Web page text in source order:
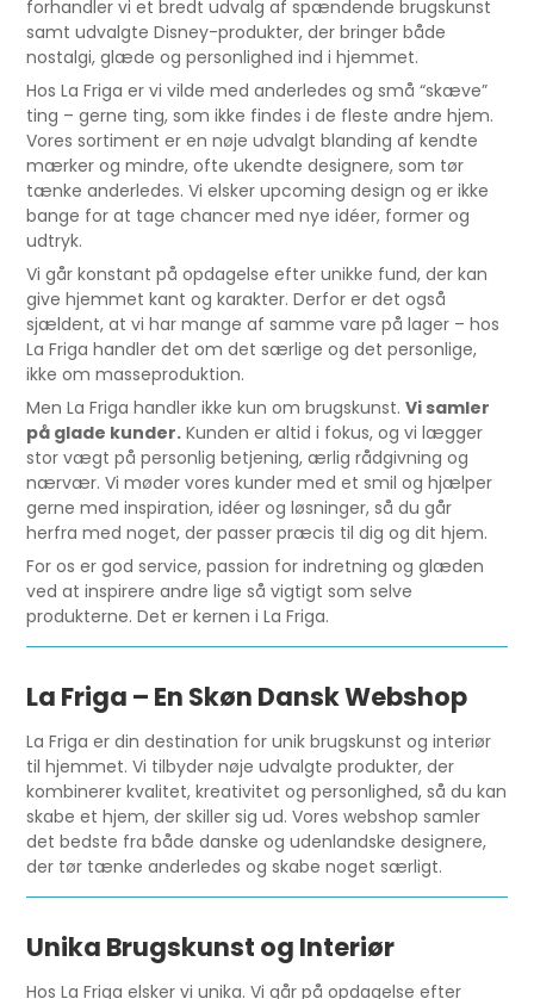
forhandler vi et bredt udvalg af spændende brugskunst
samt udvalgte Disney-produkter, der bringer både
nostalgi, glæde og personlighed ind i hjemmet.
Hos La Friga er vi vilde med anderledes og små “skæve”
ting – gerne ting, som ikke findes i de fleste andre hjem.
Vores sortiment er en nøje udvalgt blanding af kendte
mærker og mindre, ofte ukendte designere, som tør
tænke anderledes. Vi elsker upcoming design og er ikke
bange for at tage chancer med nye idéer, former og
udtryk.
Vi går konstant på opdagelse efter unikke fund, der kan
give hjemmet kant og karakter. Derfor er det også
sjældent, at vi har mange af samme vare på lager – hos
La Friga handler det om det særlige og det personlige,
ikke om masseproduktion.
Men La Friga handler ikke kun om brugskunst.Vi samler
på glade kunder. Kunden er altid i fokus, og vi lægger
stor vægt på personlig betjening, ærlig rådgivning og
nærvær. Vi møder vores kunder med et smil og hjælper
gerne med inspiration, idéer og løsninger, så du går
herfra med noget, der passer præcis til dig og dit hjem.
For os er god service, passion for indretning og glæden
ved at inspirere andre lige så vigtigt som selve
produkterne. Det er kernen i La Friga.
La Friga – En Skøn Dansk Webshop
La Friga er din destination for unik brugskunst og interiør
til hjemmet. Vi tilbyder nøje udvalgte produkter, der
kombinerer kvalitet, kreativitet og personlighed, så du kan
skabe et hjem, der skiller sig ud. Vores webshop samler
det bedste fra både danske og udenlandske designere,
der tør tænke anderledes og skabe noget særligt.
Unika Brugskunst og Interiør
Hos La Friga elsker vi unika. Vi går på opdagelse efter